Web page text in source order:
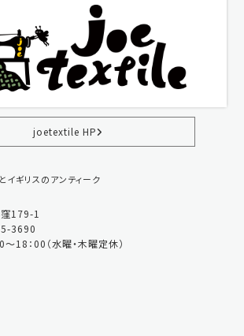
joetextile HP
イギリスのアンティーク
179-1
3690
：00（水曜・木曜定休）